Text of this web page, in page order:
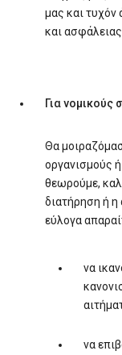
μας και τυχόν
και
Για νομικούς
Θα
οργανισμούς
θεωρούμε,
διατήρηση ή
εύλογα
να
να